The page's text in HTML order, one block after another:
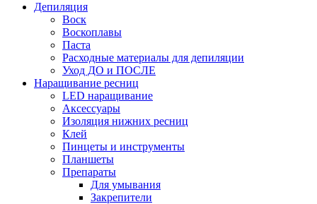
Депиляция
Воск
Воскоплавы
Паста
Расходные материалы для депиляции
Уход ДО и ПОСЛЕ
Наращивание ресниц
LED наращивание
Аксессуары
Изоляция нижних ресниц
Клей
Пинцеты и инструменты
Планшеты
Препараты
Для умывания
Закрепители